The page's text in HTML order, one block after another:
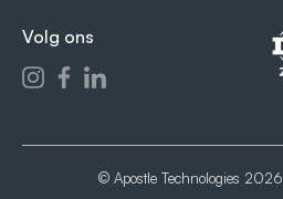
Volg ons
© Apostle Technologies 2026